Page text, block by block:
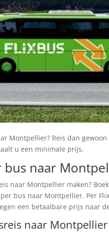
Montpellier? Reis dan gewoon
u een minimale prijs.
bus naar
naar Montpellier maken?
bus naar Montpellier. Per
een betaalbare prijs naar
naar Montpellier